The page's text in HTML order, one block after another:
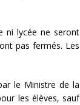
ni lycée ne seront
pas fermés. Les
le Ministre de la
les élèves, sauf